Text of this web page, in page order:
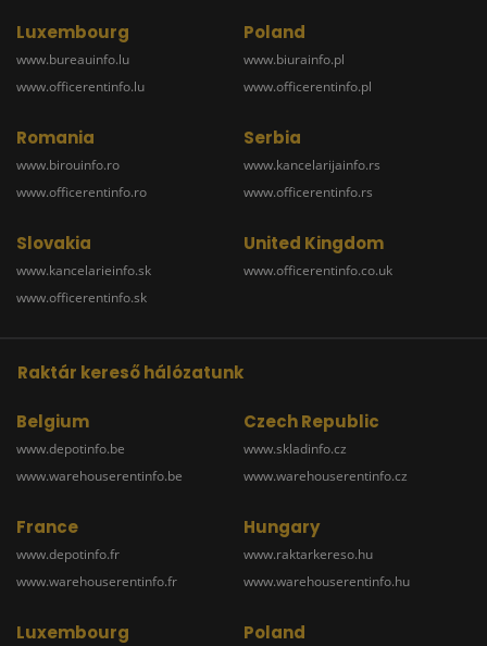
Luxembourg
www.bureauinfo.lu
www.officerentinfo.lu
Poland
www.biurainfo.pl
www.officerentinfo.pl
Romania
www.birouinfo.ro
www.officerentinfo.ro
Serbia
www.kancelarijainfo.rs
www.officerentinfo.rs
Slovakia
www.kancelarieinfo.sk
www.officerentinfo.sk
United Kingdom
www.officerentinfo.co.uk
Raktár kereső hálózatunk
Belgium
www.depotinfo.be
www.warehouserentinfo.be
Czech Republic
www.skladinfo.cz
www.warehouserentinfo.cz
France
www.depotinfo.fr
www.warehouserentinfo.fr
Hungary
www.raktarkereso.hu
www.warehouserentinfo.hu
Luxembourg Poland